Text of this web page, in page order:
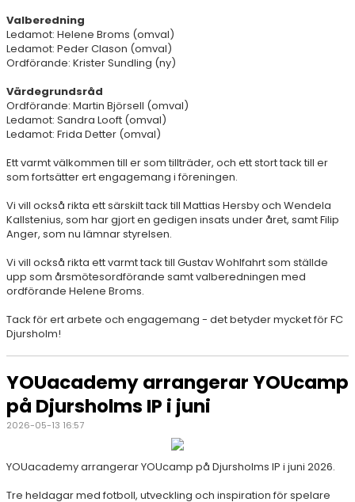
Valberedning
Ledamot: Helene Broms (omval)
Ledamot: Peder Clason (omval)
Ordförande: Krister Sundling (ny)
Värdegrundsråd
Ordförande: Martin Björsell (omval)
Ledamot: Sandra Looft (omval)
Ledamot: Frida Detter (omval)
Ett varmt välkommen till er som tillträder, och ett stort tack till er
som fortsätter ert engagemang i föreningen.
Vi vill också rikta ett särskilt tack till Mattias Hersby och Wendela
Kallstenius, som har gjort en gedigen insats under året, samt Filip
Anger, som nu lämnar styrelsen.
Vi vill också rikta ett varmt tack till Gustav Wohlfahrt som ställde
upp som årsmötesordförande samt valberedningen med
ordförande Helene Broms.
Tack för ert arbete och engagemang - det betyder mycket för FC
Djursholm!
YOUacademy arrangerar YOUcamp
på Djursholms IP i juni
2026-05-13 16:57
YOUacademy arrangerar YOUcamp på Djursholms IP i juni 2026.
Tre heldagar med fotboll, utveckling och inspiration för spelare